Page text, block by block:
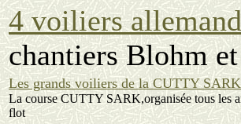
4 voiliers
chantiers Blohm
Les grands voiliers de la CUTTY SARK
La course CUTTY SARK,organisée tous les
flot